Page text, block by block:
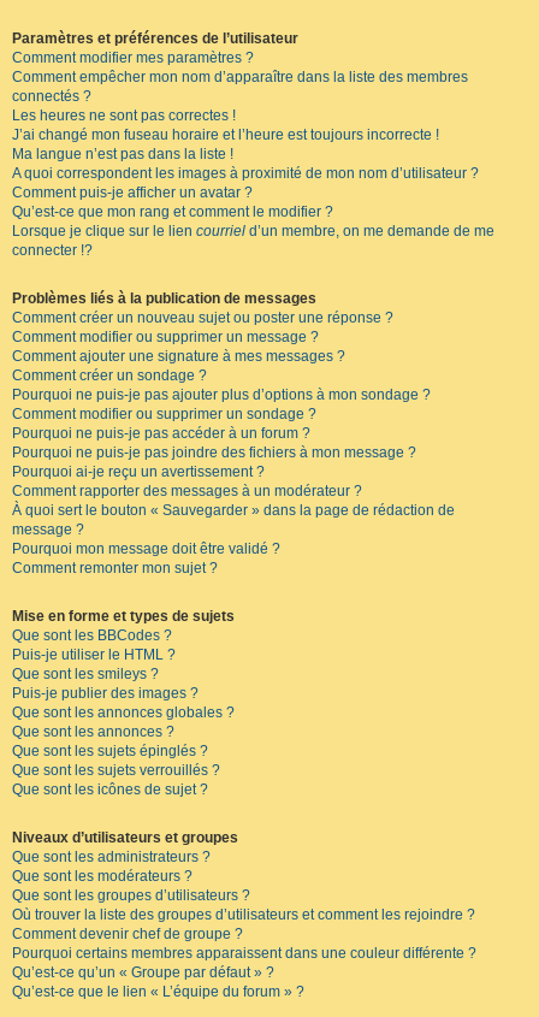
Paramètres et préférences de l’utilisateur
Comment modifier mes paramètres ?
Comment empêcher mon nom d’apparaître dans la liste des membres
connectés ?
Les heures ne sont pas correctes !
J’ai changé mon fuseau horaire et l’heure est toujours incorrecte !
Ma langue n’est pas dans la liste !
A quoi correspondent les images à proximité de mon nom d’utilisateur ?
Comment puis-je afficher un avatar ?
Qu’est-ce que mon rang et comment le modifier ?
Lorsque je clique sur le lien courriel d’un membre, on me demande de me
connecter !?
Problèmes liés à la publication de messages
Comment créer un nouveau sujet ou poster une réponse ?
Comment modifier ou supprimer un message ?
Comment ajouter une signature à mes messages ?
Comment créer un sondage ?
Pourquoi ne puis-je pas ajouter plus d’options à mon sondage ?
Comment modifier ou supprimer un sondage ?
Pourquoi ne puis-je pas accéder à un forum ?
Pourquoi ne puis-je pas joindre des fichiers à mon message ?
Pourquoi ai-je reçu un avertissement ?
Comment rapporter des messages à un modérateur ?
À quoi sert le bouton « Sauvegarder » dans la page de rédaction de
message ?
Pourquoi mon message doit être validé ?
Comment remonter mon sujet ?
Mise en forme et types de sujets
Que sont les BBCodes ?
Puis-je utiliser le HTML ?
Que sont les smileys ?
Puis-je publier des images ?
Que sont les annonces globales ?
Que sont les annonces ?
Que sont les sujets épinglés ?
Que sont les sujets verrouillés ?
Que sont les icônes de sujet ?
Niveaux d’utilisateurs et groupes
Que sont les administrateurs ?
Que sont les modérateurs ?
Que sont les groupes d’utilisateurs ?
Où trouver la liste des groupes d’utilisateurs et comment les rejoindre ?
Comment devenir chef de groupe ?
Pourquoi certains membres apparaissent dans une couleur différente ?
Qu’est-ce qu’un « Groupe par défaut » ?
Qu’est-ce que le lien « L’équipe du forum » ?